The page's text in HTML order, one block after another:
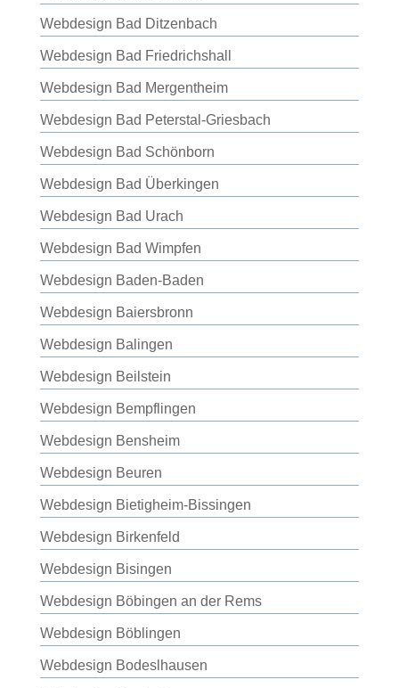
Webdesign Bad Ditzenbach
Webdesign Bad Friedrichshall
Webdesign Bad Mergentheim
Webdesign Bad Peterstal-Griesbach
Webdesign Bad Schönborn
Webdesign Bad Überkingen
Webdesign Bad Urach
Webdesign Bad Wimpfen
Webdesign Baden-Baden
Webdesign Baiersbronn
Webdesign Balingen
Webdesign Beilstein
Webdesign Bempflingen
Webdesign Bensheim
Webdesign Beuren
Webdesign Bietigheim-Bissingen
Webdesign Birkenfeld
Webdesign Bisingen
Webdesign Böbingen an der Rems
Webdesign Böblingen
Webdesign Bodeslhausen